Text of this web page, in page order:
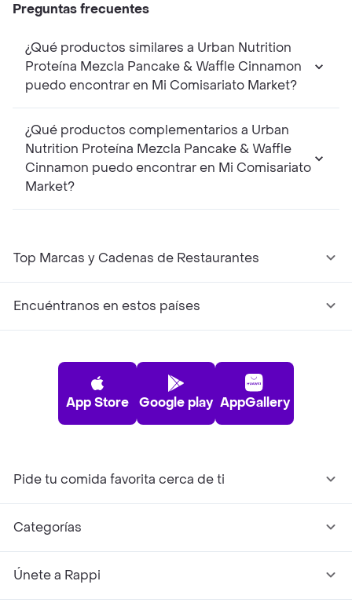
Preguntas frecuentes
¿Qué productos similares a Urban Nutrition
Proteína Mezcla Pancake & Waffle Cinnamon
puedo encontrar en Mi Comisariato Market?
¿Qué productos complementarios a Urban
Nutrition Proteína Mezcla Pancake & Waffle
Cinnamon puedo encontrar en Mi Comisariato
Market?
Top Marcas y Cadenas de Restaurantes
Encuéntranos en estos países
App Store Google play AppGallery
Pide tu comida favorita cerca de ti
Categorías
Únete a Rappi